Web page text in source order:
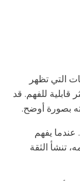
التي تظهر
قابلية للفهم. قد
بصورة أوضح.
عندما يفهم
تنشأ الثقة